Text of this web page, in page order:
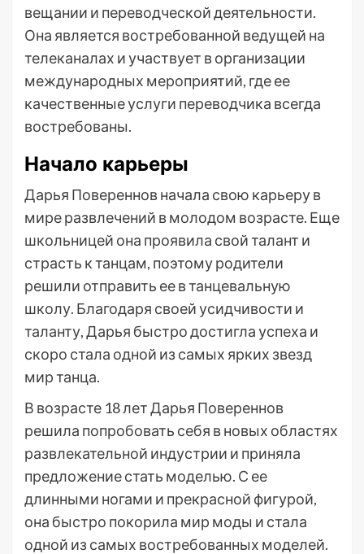
вещании и переводческой деятельности.
Она является востребованной ведущей на
телеканалах и участвует в организации
международных мероприятий, где ее
качественные услуги переводчика всегда
востребованы.
Начало карьеры
Дарья Повереннов начала свою карьеру в
мире развлечений в молодом возрасте. Еще
школьницей она проявила свой талант и
страсть к танцам, поэтому родители
решили отправить ее в танцевальную
школу. Благодаря своей усидчивости и
таланту, Дарья быстро достигла успеха и
скоро стала одной из самых ярких звезд
мир танца.
В возрасте 18 лет Дарья Повереннов
решила попробовать себя в новых областях
развлекательной индустрии и приняла
предложение стать моделью. С ее
длинными ногами и прекрасной фигурой,
она быстро покорила мир моды и стала
одной из самых востребованных моделей.